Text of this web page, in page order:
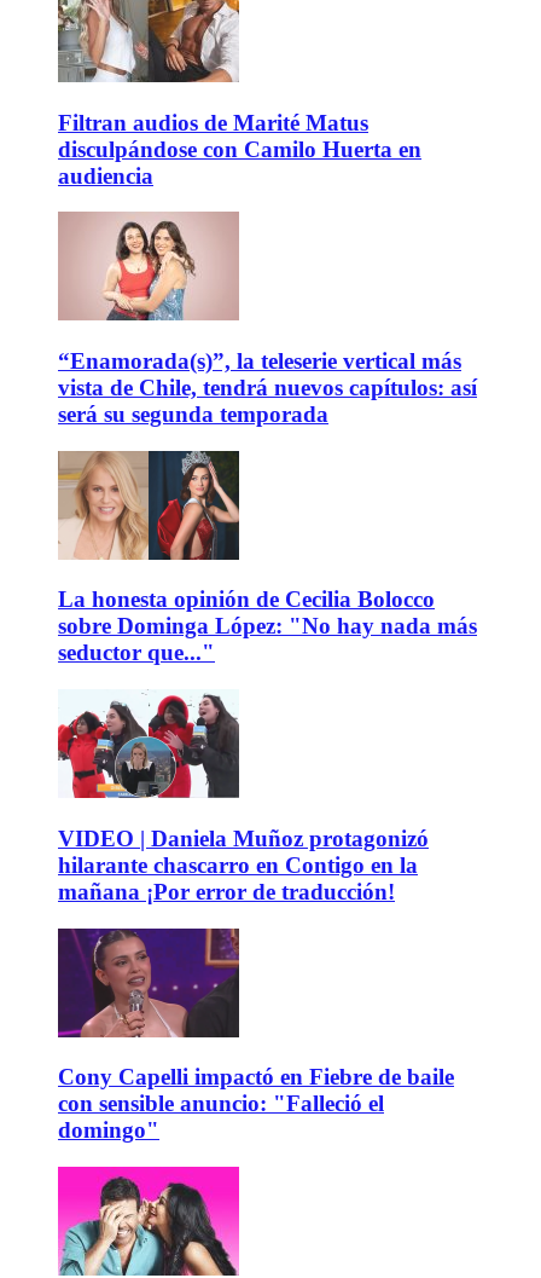
Filtran audios de Marité Matus
disculpándose con Camilo Huerta en
audiencia
“Enamorada(s)”, la teleserie vertical más
vista de Chile, tendrá nuevos capítulos: así
será su segunda temporada
La honesta opinión de Cecilia Bolocco
sobre Dominga López: "No hay nada más
seductor que..."
VIDEO | Daniela Muñoz protagonizó
hilarante chascarro en Contigo en la
mañana ¡Por error de traducción!
Cony Capelli impactó en Fiebre de baile
con sensible anuncio: "Falleció el
domingo"